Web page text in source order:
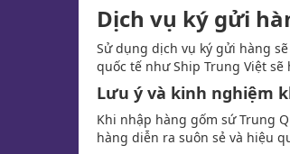
Dịch vụ ký gửi
Sử dụng dịch vụ ký gửi hàng
quốc tế như Ship Trung Việt
Lưu ý và kinh nghiệm
Khi nhập hàng gốm sứ Trung
hàng diễn ra suôn sẻ và hiệu